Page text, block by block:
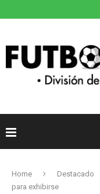
Home Destacado
para exhibirse